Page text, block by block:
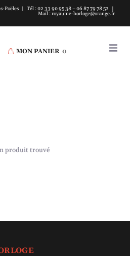
Poëles | Tél : 02 33 90 95 38 – 06 87 79 78 52 |
Mail : royaume-horloge@orange.fr
MON PANIER 0
produit trouvé